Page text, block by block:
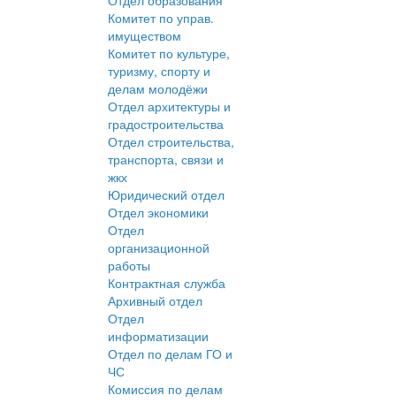
Комитет по управ.
имуществом
Комитет по культуре,
туризму, спорту и
делам молодёжи
Отдел архитектуры и
градостроительства
Отдел строительства,
транспорта, связи и
жкх
Юридический отдел
Отдел экономики
Отдел
организационной
работы
Контрактная служба
Архивный отдел
Отдел
информатизации
Отдел по делам ГО и
ЧС
Комиссия по делам